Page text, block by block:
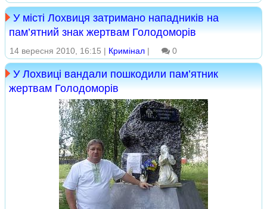
У місті Лохвиця затримано нападників на
пам’ятний знак жертвам Голодоморів
14 вересня 2010, 16:15 | Кримінал | 0
У Лохвиці вандали пошкодили пам’ятник
жертвам Голодоморів